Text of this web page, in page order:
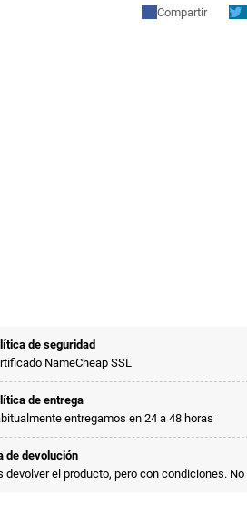
Compartir
de seguridad
NameCheap SSL
de entrega
entregamos en 24 a 48 horas
de devolución
devolver el producto, pero con condiciones. No